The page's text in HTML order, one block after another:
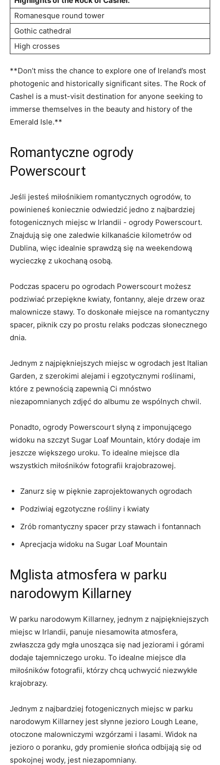
Romanesque round tower
Gothic cathedral
High crosses
**Don’t miss ⁤the ⁣chance⁤ to explore one of Ireland’s most
photogenic and historically significant⁢ sites. The Rock of
Cashel is⁣ a must-visit destination for anyone seeking ​to
immerse⁢ themselves in the beauty‌ and history of the
Emerald‌ Isle.**
Romantyczne ogrody
Powerscourt
Jeśli jesteś miłośnikiem romantycznych ogrodów, to⁢
powinieneś koniecznie odwiedzić jedno z najbardziej
fotogenicznych miejsc w Irlandii ⁢- ogrody Powerscourt.
Znajdują się one zaledwie kilkanaście kilometrów od
Dublina, więc ⁤idealnie sprawdzą się na ⁣weekendową
wycieczkę‌ z ukochaną osobą.
Podczas ⁤spaceru po⁢ ogrodach Powerscourt możesz
podziwiać⁢ przepiękne ​kwiaty, fontanny, aleje drzew oraz
malownicze ​stawy. To doskonałe miejsce na romantyczny
spacer, piknik czy po⁣ prostu relaks podczas słonecznego
dnia.
Jednym z⁣ najpiękniejszych miejsc w ogrodach jest‍ Italian
Garden, z szerokimi alejami i egzotycznymi roślinami,‌
które z pewnością zapewnią Ci mnóstwo
niezapomnianych zdjęć do albumu ze wspólnych chwil.
Ponadto, ogrody Powerscourt słyną z imponującego⁤
widoku na szczyt Sugar Loaf ⁣Mountain, który ⁣dodaje im
jeszcze większego uroku. ‍To idealne miejsce dla
wszystkich miłośników fotografii krajobrazowej.
Zanurz ⁣się w pięknie zaprojektowanych ogrodach
Podziwiaj egzotyczne rośliny i kwiaty
Zrób romantyczny spacer przy stawach i fontannach
Aprecjacja widoku na‌ Sugar⁤ Loaf Mountain
Mglista‍ atmosfera w parku
narodowym Killarney
W ⁣parku narodowym Killarney, jednym z najpiękniejszych
miejsc w Irlandii, panuje ‍niesamowita atmosfera,
zwłaszcza gdy​ mgła unosząca się nad jeziorami‍ i górami
dodaje tajemniczego uroku. To idealne ⁤miejsce dla
miłośników fotografii, którzy ⁣chcą uchwycić niezwykłe
krajobrazy.
Jednym z najbardziej fotogenicznych miejsc w parku
narodowym Killarney jest słynne jezioro Lough ‍Leane,
otoczone malowniczymi wzgórzami⁢ i lasami. Widok na
jezioro o poranku, gdy promienie słońca odbijają ⁣się od
spokojnej wody, ⁤jest niezapomniany.